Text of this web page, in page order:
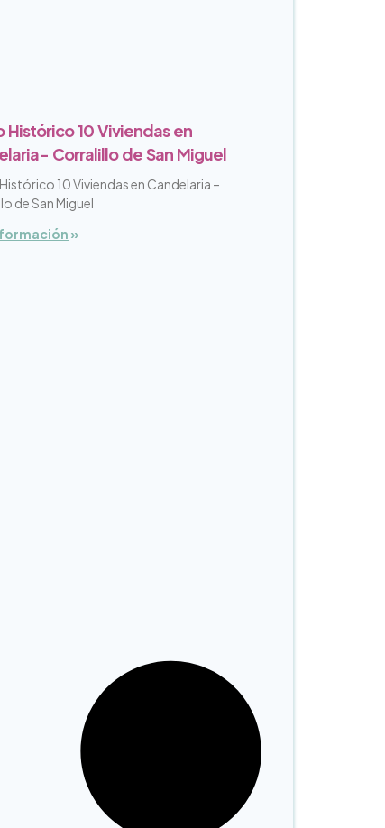
Histórico 10 Viviendas en
Corralillo de San Miguel
10 Viviendas en Candelaria –
de San Miguel
»